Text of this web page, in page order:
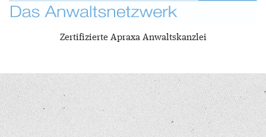
Zertifizierte Apraxa Anwaltskanzlei